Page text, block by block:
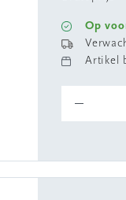
Op
Artikel